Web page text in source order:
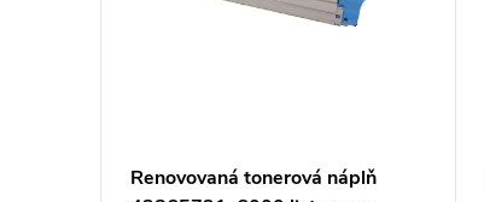
Renovovaná tonerová náplň